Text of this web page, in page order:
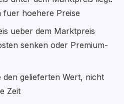
fuer hoehere Preise
ueber dem Marktpreis
senken oder Premium-
den gelieferten Wert, nicht
Zeit